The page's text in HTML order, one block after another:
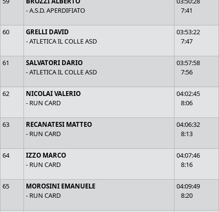
- A.S.D. APERDIFIATO
7:41
60
GRELLI DAVID
- ATLETICA IL COLLE ASD
03:53:22
7:47
61
SALVATORI DARIO
- ATLETICA IL COLLE ASD
03:57:58
7:56
62
NICOLAI VALERIO
- RUN CARD
04:02:45
8:06
63
RECANATESI MATTEO
- RUN CARD
04:06:32
8:13
64
IZZO MARCO
- RUN CARD
04:07:46
8:16
65
MOROSINI EMANUELE
- RUN CARD
04:09:49
8:20